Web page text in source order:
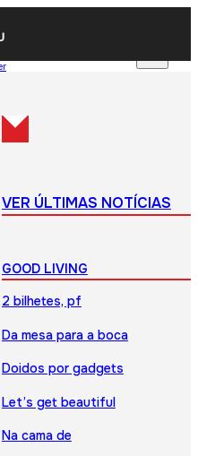
VER ÚLTIMAS NOTÍCIAS
GOOD LIVING
2 bilhetes, pf
Da mesa para a boca
Doidos por gadgets
Let’s get beautiful
Na cama de